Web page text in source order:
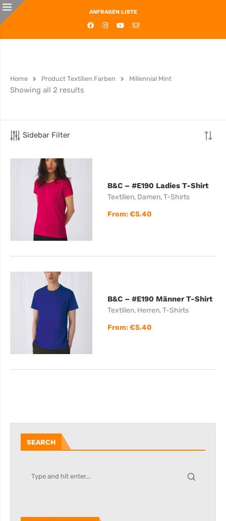
ANFRAGEN LISTE
Home Product Textilien Farben Millennial Mint
Showing all 2 results
Sidebar Filter
B&C – #E190 Ladies T-Shirt
Textilien, Damen,T-Shirts
From:€5.40
B&C – #E190 Männer T-Shirt
Textilien, Herren,T-Shirts
From:€5.40
SEARCH